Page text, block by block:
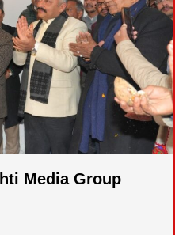
Media Group